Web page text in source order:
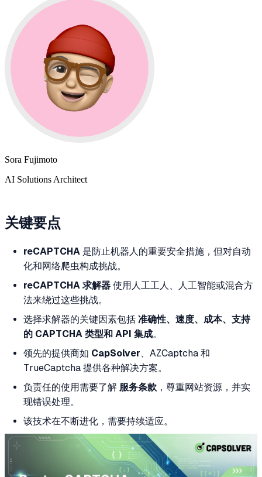
Sora Fujimoto
AI Solutions Architect
关键要点
reCAPTCHA 是防止机器人的重要安全措施，但对自动
化和网络爬虫构成挑战。
reCAPTCHA 求解器 使用人工工人、人工智能或混合方
法来绕过这些挑战。
选择求解器的关键因素包括 准确性、速度、成本、支持
的 CAPTCHA 类型和 API 集成。
领先的提供商如 CapSolver 、AZCaptcha 和
TrueCaptcha 提供各种解决方案。
负责任的使用需要了解 服务条款 ，尊重网站资源，并实
现错误处理。
该技术在不断进化，需要持续适应。